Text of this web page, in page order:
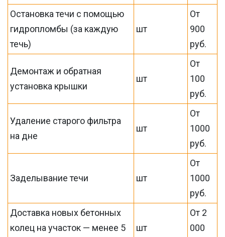
Остановка течи с помощью
гидропломбы (за каждую
течь)
шт
От
900
руб.
Демонтаж и обратная
установка крышки
шт
От
100
руб.
Удаление старого фильтра
на дне
шт
От
1000
руб.
Заделывание течи шт
От
1000
руб.
Доставка новых бетонных
колец на участок — менее 5
шт
От 2
000